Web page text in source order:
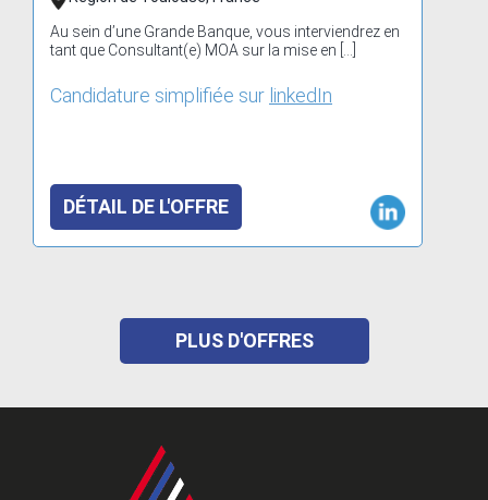
Au sein d’une Grande Banque, vous interviendrez en
tant que Consultant(e) MOA sur la mise en […]
Candidature simplifiée sur linkedIn
DÉTAIL DE L'OFFRE
PLUS D'OFFRES